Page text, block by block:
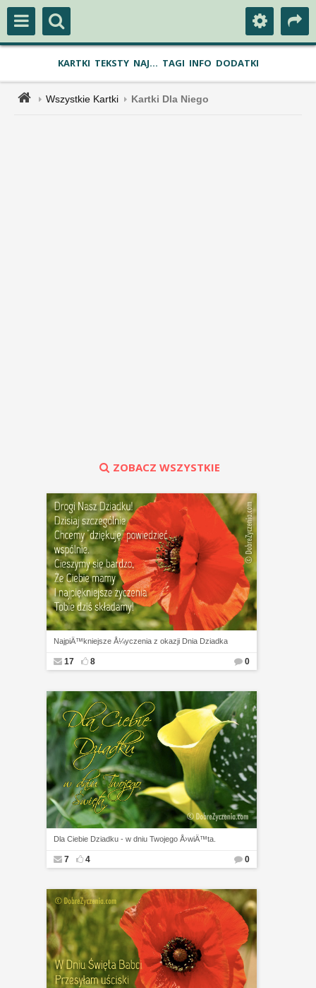
KARTKI TEKSTY NAJ... TAGI INFO DODATKI
Wszystkie Kartki Kartki Dla Niego
ZOBACZ WSZYSTKIE
NajpiÄ™kniejsze Å¼yczenia z okazji Dnia Dziadka
17 8 0
Dla Ciebie Dziadku - w dniu Twojego Å›wiÄ™ta.
7 4 0